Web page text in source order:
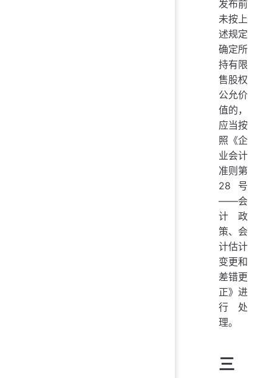
发布前
未按上
述规定
确定所
持有限
售股权
公允价
值的，
应当按
照《企
业会计
准则第
28号
——会
计政
策、会
计估计
变更和
差错更
正》进
行处
理。
三